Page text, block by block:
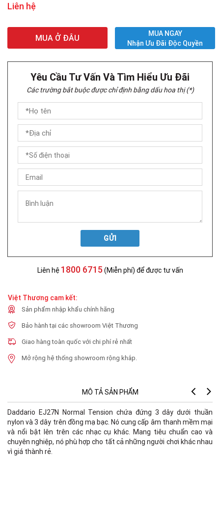
Liên hệ
MUA Ở ĐÂU
MUA NGAY
Nhận Ưu Đãi Độc Quyền
Yêu Cầu Tư Vấn Và Tìm Hiểu Ưu Đãi
Các trường bắt buộc được chỉ định bằng dấu hoa thị (*)
GỬI
Liên hệ 1800 6715 (Miễn phí) để được tư vấn
Việt Thương cam kết:
Sản phẩm nhập khẩu chính hãng
Bảo hành tại các showroom Việt Thương
Giao hàng toàn quốc với chi phí rẻ nhất
Mở rộng hệ thống showroom rộng khắp.
MÔ TẢ SẢN PHẨM
Daddario EJ27N Normal Tension chứa đứng 3 dây dưới thuần
nylon và 3 dây trên đồng mạ bạc. Nó cung cấp âm thanh mềm mại
và nổi bật lên trên các nhạc cụ khác. Mang tiêu chuẩn cao và
chuyên nghiệp, nó phù hợp cho tất cả những người chơi khác nhau
vì giá thành rẻ.